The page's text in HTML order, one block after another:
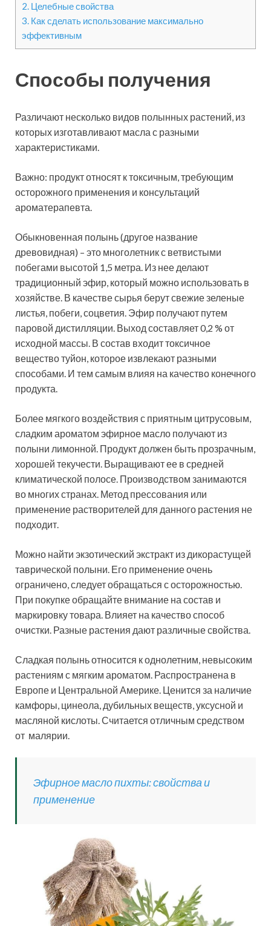
2. Целебные свойства
3. Как сделать использование максимально
эффективным
Способы получения
Различают несколько видов полынных растений, из
которых изготавливают масла с разными
характеристиками.
Важно: продукт относят к токсичным, требующим
осторожного применения и консультаций
ароматерапевта.
Обыкновенная полынь (другое название
древовидная) – это многолетник с ветвистыми
побегами высотой 1,5 метра. Из нее делают
традиционный эфир, который можно использовать в
хозяйстве. В качестве сырья берут свежие зеленые
листья, побеги, соцветия. Эфир получают путем
паровой дистилляции. Выход составляет 0,2 % от
исходной массы. В состав входит токсичное
вещество туйон, которое извлекают разными
способами. И тем самым влияя на качество конечного
продукта.
Более мягкого воздействия с приятным цитрусовым,
сладким ароматом эфирное масло получают из
полыни лимонной. Продукт должен быть прозрачным,
хорошей текучести. Выращивают ее в средней
климатической полосе. Производством занимаются
во многих странах. Метод прессования или
применение растворителей для данного растения не
подходит.
Можно найти экзотический экстракт из дикорастущей
таврической полыни. Его применение очень
ограничено, следует обращаться с осторожностью.
При покупке обращайте внимание на состав и
маркировку товара. Влияет на качество способ
очистки. Разные растения дают различные свойства.
Сладкая полынь относится к однолетним, невысоким
растениям с мягким ароматом. Распространена в
Европе и Центральной Америке. Ценится за наличие
камфоры, цинеола, дубильных веществ, уксусной и
масляной кислоты. Считается отличным средством
от малярии.
Эфирное масло пихты: свойства и
применение